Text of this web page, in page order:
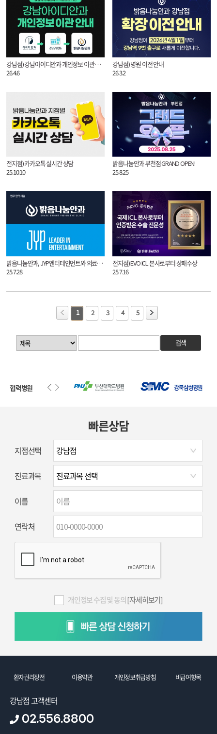
강남점) 강남아이디안과 개인정보 이관 안내
26.4.6
강남점) 병원 이전 안내
26.3.2
전지점) 카카오톡 실시간 상담
25.10.10
밝음나눔안과 부천점 GRAND OPEN!
25.8.25
밝음나눔안과, JYP엔터테인먼트와 의료서비스 MOU 체결
25.7.28
전지점) EVO ICL 본사로부터 상패수상
25.7.16
1 2 3 4 5
검색
협력병원
빠른상담
지점선택
진료과목
이름
연락처
개인정보 수집 및 동의[자세히보기]
환자권리장전 이용약관 개인정보취급방침 비급여항목
강남점 고객센터
02.556.8800